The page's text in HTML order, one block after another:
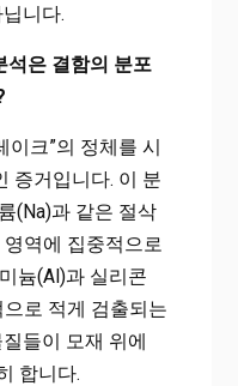
니다.
석은 결함의 분포
크”의 정체를 시
증거입니다. 이 분
(Na)과 같은 절삭
역에 집중적으로
늄(Al)과 실리콘
로 적게 검출되는
들이 모재 위에
합니다.